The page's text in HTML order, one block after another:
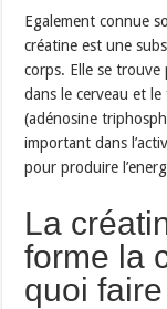
Egalement connue
créatine est une
corps. Elle se trouve
dans le cerveau et
(adénosine
important dans
pour produire
La
forme la
quoi